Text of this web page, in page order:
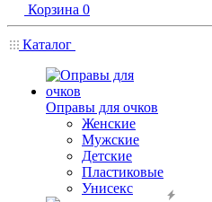
Корзина 0
Каталог
Оправы для очков
Женские
Мужские
Детские
Пластиковые
Унисекс